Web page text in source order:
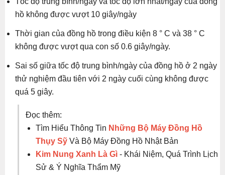
hồ không được vượt 10 giây/ngày
Thời gian của đồng hồ trong điều kiện 8 ° C và 38 ° C
không được vượt qua con số 0.6 giây/ngày.
Sai số giữa tốc độ trung bình/ngày của đồng hồ ở 2 ngày
thử nghiệm đầu tiên với 2 ngày cuối cùng không được
quá 5 giây.
Đọc thêm:
Tìm Hiểu Thông Tin Những Bộ Máy Đồng Hồ
Thụy Sỹ Và Bộ Máy Đồng Hồ Nhật Bản
Kim Nung Xanh Là Gì - Khái Niệm, Quá Trình Lịch
Sử & Ý Nghĩa Thẩm Mỹ